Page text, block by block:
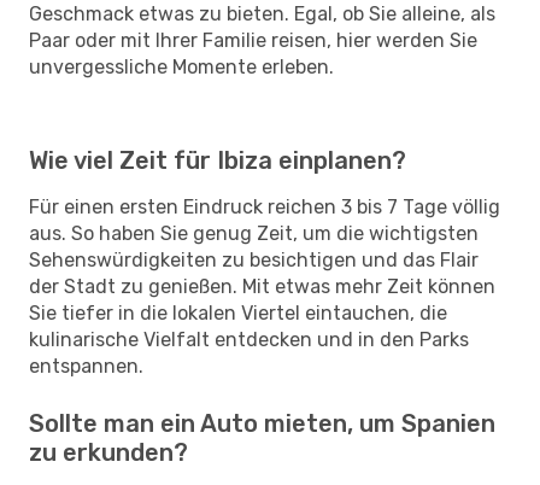
Geschmack etwas zu bieten. Egal, ob Sie alleine, als
Paar oder mit Ihrer Familie reisen, hier werden Sie
unvergessliche Momente erleben.
Wie viel Zeit für Ibiza einplanen?
Für einen ersten Eindruck reichen 3 bis 7 Tage völlig
aus. So haben Sie genug Zeit, um die wichtigsten
Sehenswürdigkeiten zu besichtigen und das Flair
der Stadt zu genießen. Mit etwas mehr Zeit können
Sie tiefer in die lokalen Viertel eintauchen, die
kulinarische Vielfalt entdecken und in den Parks
entspannen.
Sollte man ein Auto mieten, um Spanien
zu erkunden?